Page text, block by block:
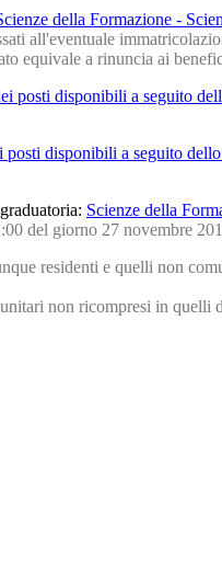
della Formazione -
all'eventuale
equivale a rinuncia ai
posti disponibili a seguito
disponibili a seguito
: Scienze della
del giorno 27 novembre
residenti e quelli non
non ricompresi in quelli